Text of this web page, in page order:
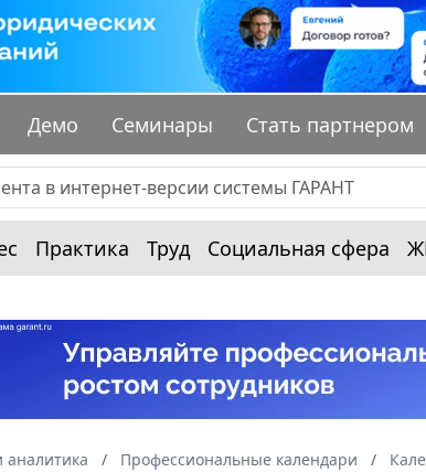
Демо Семинары Стать партнером
Практика Труд Социальная сфера
аналитика Профессиональные календари